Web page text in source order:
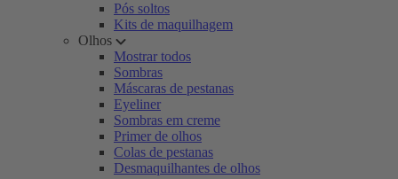
Pós soltos
Kits de maquilhagem
Olhos
Mostrar todos
Sombras
Máscaras de pestanas
Eyeliner
Sombras em creme
Primer de olhos
Colas de pestanas
Desmaquilhantes de olhos